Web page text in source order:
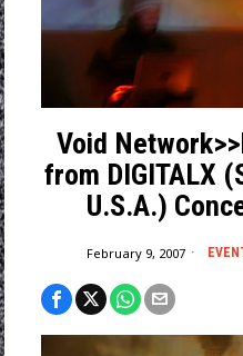
Void
from DIGITALX
U.S.A.)
February 9, 2007